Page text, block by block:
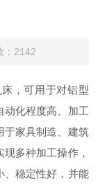
2142
，可用于对铝型
动化程度高、加工
于家具制造、建筑
多种加工操作，
、稳定性好，并能